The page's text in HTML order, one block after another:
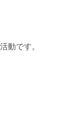
動です。